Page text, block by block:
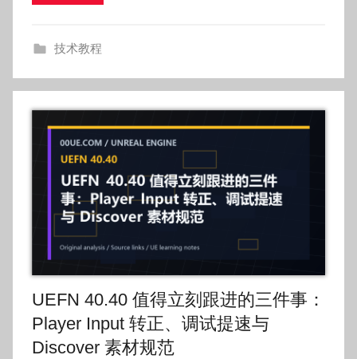
技术教程
UEFN 40.40 值得立刻跟进的三件事：
Player Input 转正、调试提速与
Discover 素材规范